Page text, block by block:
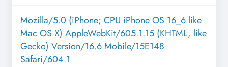
Mozilla/5.0 (iPhone; CPU iPhone OS 16_6 like
Mac OS X) AppleWebKit/605.1.15 (KHTML, like
Gecko) Version/16.6 Mobile/15E148
Safari/604.1